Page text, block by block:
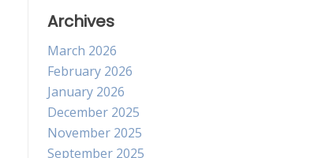
Archives
March 2026
February 2026
January 2026
December 2025
November 2025
September 2025